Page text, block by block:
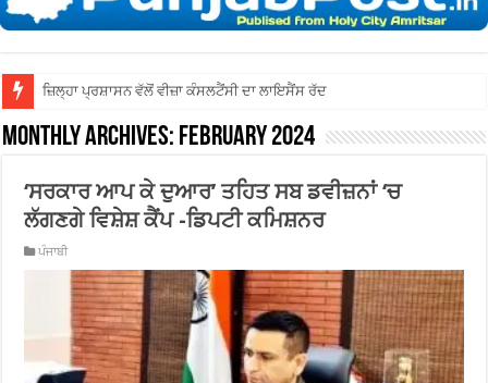
ਜ਼ਿਲ੍ਹਾ ਅੰਮ੍ਰਿਤਸਰ ਦੀਆਂ ਅ
Monthly Archives: February 2024
‘ਸਰਕਾਰ ਆਪ ਕੇ ਦੁਆਰ’ ਤਹਿਤ ਸਬ ਡਵੀਜ਼ਨਾਂ ‘ਚ
ਲੱਗਣਗੇ ਵਿਸ਼ੇਸ਼ ਕੈਂਪ -ਡਿਪਟੀ ਕਮਿਸ਼ਨਰ
ਪੰਜਾਬੀ